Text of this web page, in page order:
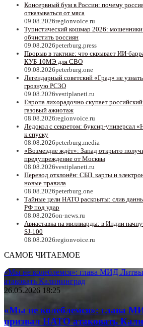
Консервный бум в России: почему
отказываться от мяса
09.08.2026regionvoice.ru
Туристический кошмар 2026:
обчистить россиян
09.08.2026peterburg.press
Прорыв в тактике: что скрывает ИИ-
КУБ-10МЭ для СВО
09.08.2026peterburg.one
Легендарный советский «Град» не
грозную РСЗО
09.08.2026vestiplaneti.ru
Европа лихорадочно скупает
газовый ажиотаж
08.08.2026regionvoice.ru
Ледокол с секретом: буксир-универсал
к спуску
08.08.2026peterburg.media
«Возмездие ждёт»: Запад открыто
предупреждение от Москвы
08.08.2026vestiplaneti.ru
Перевод отклонён: СБП, карты и
новые правила
08.08.2026peterburg.one
Тайные цели НАТО раскрыты: слив
РФ под удар
08.08.2026on-news.ru
Авиаставка на миллиарды: в Индии
SJ‑100
08.08.2026regionvoice.ru
САМОЕ ЧИТАЕМОЕ
«Мы не колеблемся»: глава МИД
атаковать Калининград
26.05.2026 18:25
«Мы не колеблемся»: глава
призвал НАТО атаковать